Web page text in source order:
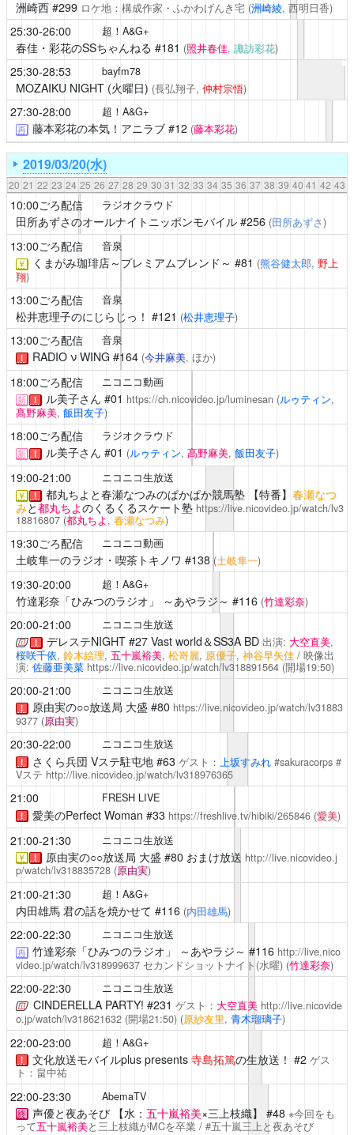
洲崎西#299 ロケ地：構成作家・ふかわげんき宅 (洲崎綾, 西明日香)
25:30-26:00 超！A&G+
春佳・彩花のSSちゃんねる #181 (照井春佳, 諏訪彩花)
25:30-28:53 bayfm78
MOZAIKU NIGHT (火曜日) (長弘翔子, 仲村宗悟)
27:30-28:00 超！A&G+
再 藤本彩花の本気！アニラブ#12 (藤本彩花)
2019/03/20(水)
20 21 22 23 24 25 26 27 28 29 30 31 32 33 34 35 36 37 38 39 40 41 42 43
10:00ごろ配信 ラジオクラウド
田所あずさのオールナイトニッポンモバイル#256 (田所あずさ)
13:00ごろ配信 音泉
￥ くまがみ珈琲店～プレミアムブレンド～ #81 (熊谷健太郎, 野上
翔)
13:00ごろ配信 音泉
松井恵理子のにじらじっ！ #121 (松井恵理子)
13:00ごろ配信 音泉
！ RADIO ν WING #164 (今井麻美, ほか)
18:00ごろ配信 ニコニコ動画
新 ！ ル美子さん #01 https://ch.nicovideo.jp/luminesan (ルゥティン,
髙野麻美, 飯田友子)
18:00ごろ配信 ラジオクラウド
新 ！ ル美子さん #01 (ルゥティン, 髙野麻美, 飯田友子)
19:00-21:00 ニコニコ生放送
￥ ！ 都丸ちよと春瀬なつみのぱかぱか競馬塾【特番】 春瀬なつ
みと都丸ちよのくるくるスケート塾 https://live.nicovideo.jp/watch/lv3
18816807 (都丸ちよ, 春瀬なつみ)
19:30ごろ配信 ニコニコ動画
土岐隼一のラジオ・喫茶トキノワ #138 (土岐隼一)
19:30-20:00 超！A&G+
竹達彩奈「ひみつのラジオ」 ～あやラジ～ #116 (竹達彩奈)
20:00-21:00 ニコニコ生放送
！ デレステNIGHT#27 Vast world＆SS3A BD 出演: 大空直美,
桜咲千依, 鈴木絵理, 五十嵐裕美, 松嵜麗, 原優子, 神谷早矢佳/ 映像出
演: 佐藤亜美菜 https://live.nicovideo.jp/watch/lv318891564(開場19:50)
20:00-21:00 ニコニコ生放送
！ 原由実の○○放送局 大盛 #80 https://live.nicovideo.jp/watch/lv31883
9377 (原由実)
20:30-22:00 ニコニコ生放送
！ さくら兵団 Vステ駐屯地 #63 ゲスト： 上坂すみれ#sakuracorps #
Vステ http://live.nicovideo.jp/watch/lv318976365
21:00 FRESH LIVE
！ 愛美のPerfect Woman #33 https://freshlive.tv/hibiki/265846 (愛美)
21:00-21:30 ニコニコ生放送
￥ ！ 原由実の○○放送局 大盛 #80 おまけ放送 http://live.nicovideo.j
p/watch/lv318835728 (原由実)
21:00-21:30 超！A&G+
内田雄馬 君の話を焼かせて #116 (内田雄馬)
22:00-22:30 ニコニコ生放送
再 竹達彩奈「ひみつのラジオ」 ～あやラジ～ #116 http://live.nico
video.jp/watch/lv318999637セカンドショットナイト(水曜) (竹達彩奈)
22:00-22:30 ニコニコ生放送
CINDERELLA PARTY! #231 ゲスト： 大空直美 http://live.nicovide
o.jp/watch/lv318621632(開場21:50) (原紗友里, 青木瑠璃子)
22:00-23:00 超！A&G+
！ 文化放送モバイルplus presents 寺島拓篤の生放送！ #2 ゲス
ト：畠中祐
22:00-23:30 AbemaTV
終 声優と夜あそび【水： 五十嵐裕美×三上枝織】 #48 ※今回をも
って五十嵐裕美と三上枝織がMCを卒業 / #五十嵐三上と夜あそび